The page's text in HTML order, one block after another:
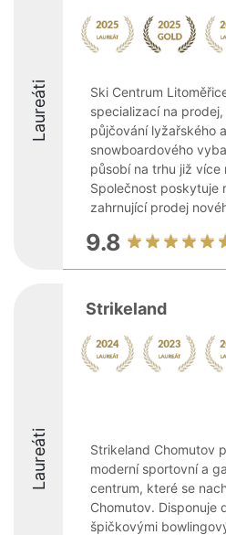
Laureáti
Ski Centrum
specializací na prodej,
půjčování lyžařského a
snowboardového
působí na trhu již více
Společnost poskytuje
zahrnující prodej
9.8
Laureáti
Strikeland
Strikeland Chomutov
moderní sportovní a
centrum, které se
Chomutov. Disponuje
špičkovými